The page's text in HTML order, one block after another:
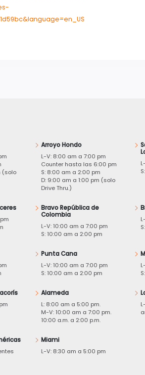
(solo
Arroyo Hondo
L-V: 8:00 am a 7:00 pm
Counter hasta las 6:00 pm
S: 8:00 am a 2:00 pm
D: 9:00 am a 1:00 pm (solo
Drive Thru.)
Bravo República de
Colombia
L-V: 10:00 am a 7:00 pm
S: 10:00 am a 2:00 pm
Punta Cana
L-V: 10:00 am a 7:00 pm
S: 10:00 am a 2:00 pm
Alameda
L: 8:00 am a 5:00 pm.
M-V: 10:00 am a 7:00 pm.
10:00 a.m. a 2:00 p.m.
Miami
L-V: 8:30 am a 5:00 pm